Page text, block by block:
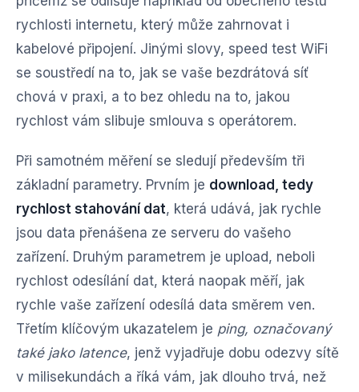
rychlosti internetu, který může zahrnovat i
kabelové připojení. Jinými slovy, speed test WiFi
se soustředí na to, jak se vaše bezdrátová síť
chová v praxi, a to bez ohledu na to, jakou
rychlost vám slibuje smlouva s operátorem.
Při samotném měření se sledují především tři
základní parametry. Prvním je download, tedy
rychlost stahování dat, která udává, jak rychle
jsou data přenášena ze serveru do vašeho
zařízení. Druhým parametrem je upload, neboli
rychlost odesílání dat, která naopak měří, jak
rychle vaše zařízení odesílá data směrem ven.
Třetím klíčovým ukazatelem je ping, označovaný
také jako latence, jenž vyjadřuje dobu odezvy sítě
v milisekundách a říká vám, jak dlouho trvá, než